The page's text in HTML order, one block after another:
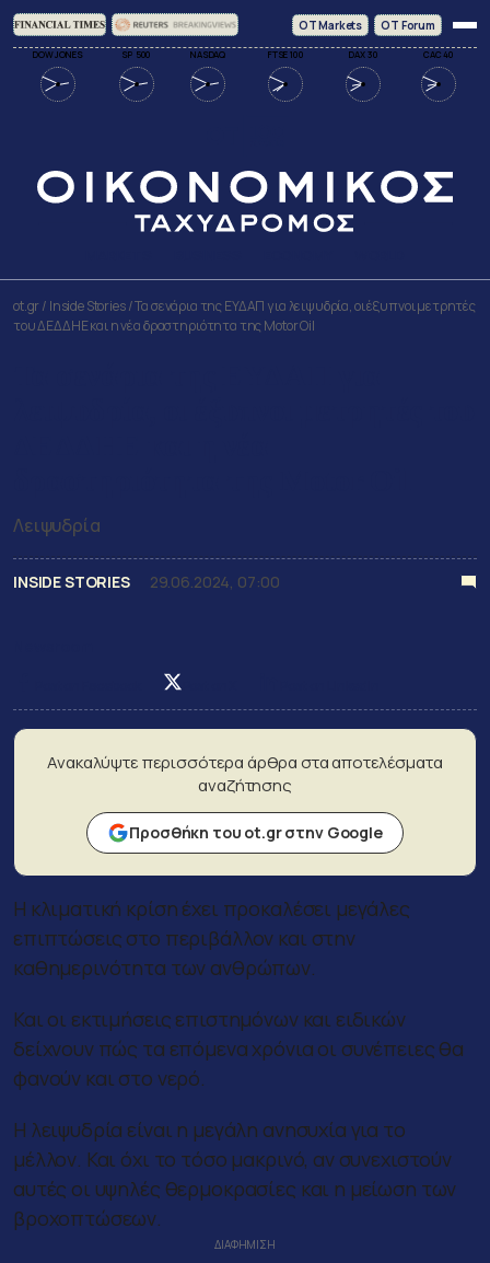
DOW JONES SP 500 NASDAQ FTSE 100 DAX 30 CAC 40
ΟΤ Markets OT Forum
ot.gr/ Inside Stories/Τα σενάρια της ΕΥΔΑΠ για λειψυδρία, οι έξυπνοι μετρητές
του ΔΕΔΔΗΕ και η νέα δραστηριότητα της Motor Oil
Λειψυδρία
INSIDE STORIES 29.06.2024, 07:00
Ανακαλύψτε περισσότερα άρθρα στα αποτελέσματα
αναζήτησης
Προσθήκη του ot.gr στην Google
Η κλιματική κρίση έχει προκαλέσει μεγάλες
επιπτώσεις στο περιβάλλον και στην
καθημερινότητα των ανθρώπων.
Και οι εκτιμήσεις επιστημόνων και ειδικών
δείχνουν πώς τα επόμενα χρόνια οι συνέπειες θα
φανούν και στο νερό.
Η λειψυδρία είναι η μεγάλη ανησυχία για το
μέλλον. Και όχι το τόσο μακρινό, αν συνεχιστούν
αυτές οι υψηλές θερμοκρασίες και η μείωση των
βροχοπτώσεων.